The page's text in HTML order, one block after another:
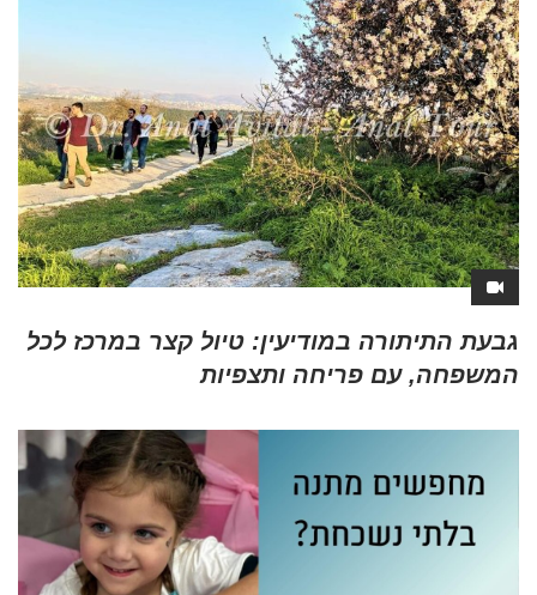
גבעת התיתורה במודיעין: טיול קצר במרכז לכל
המשפחה, עם פריחה ותצפיות